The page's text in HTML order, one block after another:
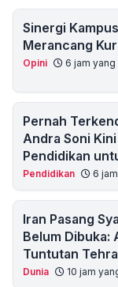
Sinergi
Merancang
Opini 6 jam yang
Pernah
Andra Soni
Pendidikan
Pendidikan 6
Iran Pasang
Belum Dibuka:
Tuntutan
Dunia 10 jam